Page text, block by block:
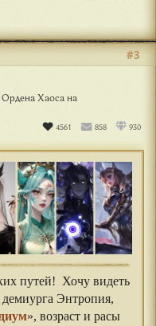
Ордена Хаоса на
4561 858 930
#3
путей! Хочу видеть
Энтропия,
», возраст и расы